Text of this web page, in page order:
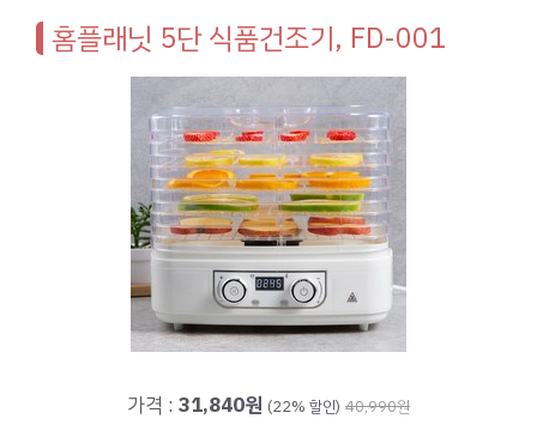
홈플래닛 5단 식품건조기, FD-001
가격 : 31,840원 (22% 할인) 40,990원